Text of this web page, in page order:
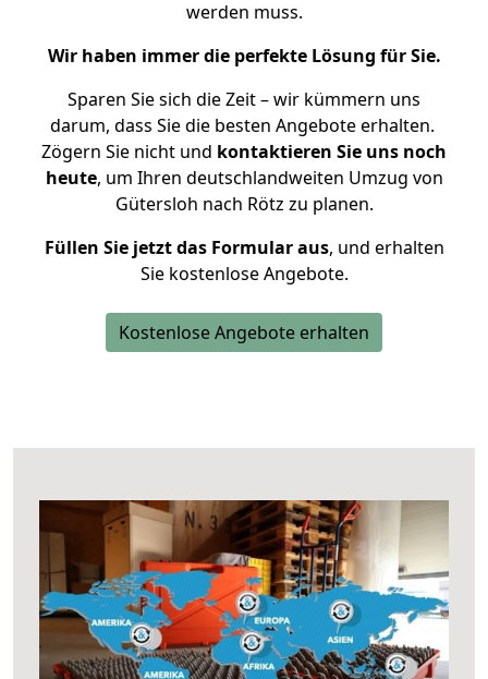
werden muss.
Wir haben immer die perfekte Lösung für Sie.
Sparen Sie sich die Zeit – wir kümmern uns
darum, dass Sie die besten Angebote erhalten.
Zögern Sie nicht und kontaktieren Sie uns noch
heute, um Ihren deutschlandweiten Umzug von
Gütersloh nach Rötz zu planen.
Füllen Sie jetzt das Formular aus, und erhalten
Sie kostenlose Angebote.
Kostenlose Angebote erhalten